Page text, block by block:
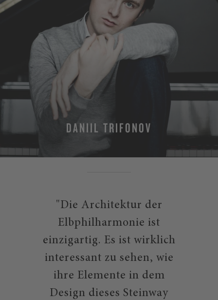
DANIIL TRIFONOV
"Die Architektur der
Elbphilharmonie ist
einzigartig. Es ist wirklich
interessant zu sehen, wie
ihre Elemente in dem
Design dieses Steinway